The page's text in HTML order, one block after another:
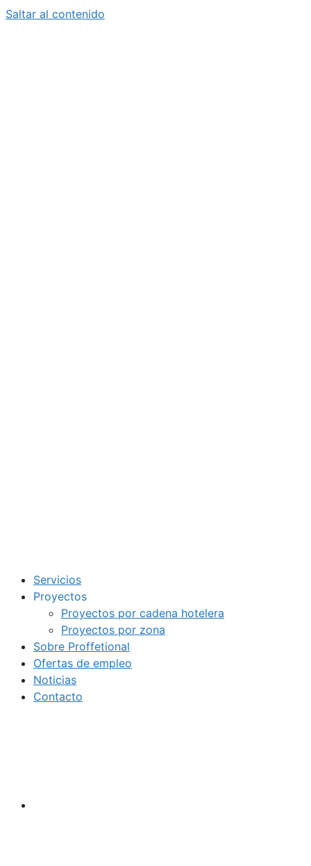
Saltar al contenido
Servicios
Proyectos
Proyectos por cadena hotelera
Proyectos por zona
Sobre Proffetional
Ofertas de empleo
Noticias
Contacto